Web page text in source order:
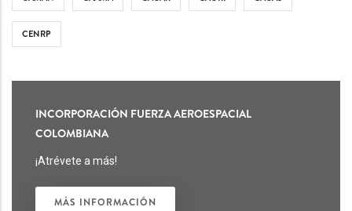
CENRP
INCORPORACIÓN FUERZA AEROESPACIAL
COLOMBIANA
¡Atrévete a más!
MÁS INFORMACIÓN